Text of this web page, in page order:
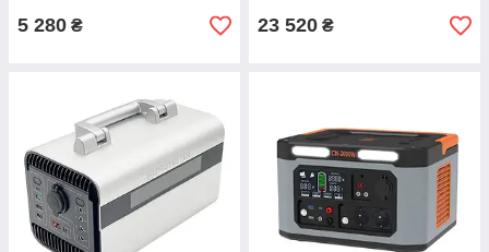
5 280 ₴ 23 520 ₴